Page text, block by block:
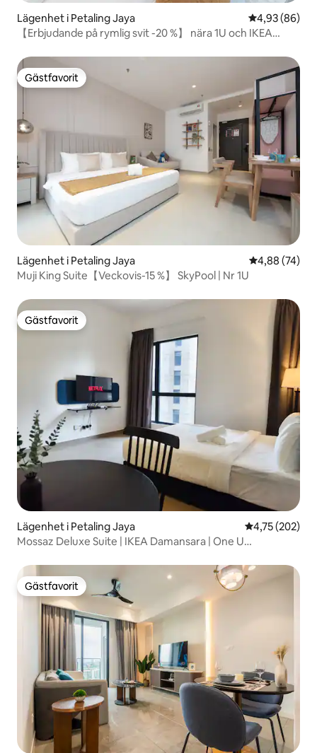
Lägenhet i Petaling Jaya 4,93 av 5 i
4,93 (86)
【Erbjudande på rymlig svit -20 %】 nära 1U och IKEA
Gästfavorit
Gästfavorit
Lägenhet i Petaling Jaya 4,88 av 5 i
4,88 (74)
Muji King Suite【Veckovis-15 %】 SkyPool | Nr 1U
Gästfavorit
Gästfavorit
Lägenhet i Petaling Jaya 4,75 av 5 i
4,75 (202)
Mossaz Deluxe Suite | IKEA Damansara | One U
Gästfavorit
Gästfavorit